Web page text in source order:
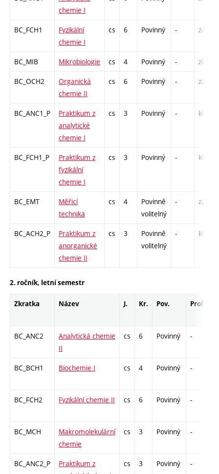
chemie I
BC_FCH1
Fyzikální
chemie I
cs 6 Povinný - zá,zk
BC_MIB Mikrobiologie cs 4 Povinný - zk
BC_OCH2
Organická
chemie II
cs 6 Povinný - zá,zk
BC_ANC1_P
Praktikum z
analytické
chemie I
cs 3 Povinný - kl
BC_FCH1_P
Praktikum z
fyzikální
chemie I
cs 3 Povinný - kl
BC_EMT
Měřicí
technika
cs 4
Povinně
volitelný
- zá,zk
BC_ACH2_P
Praktikum z
anorganické
chemie II
cs 3
Povinně
volitelný
- kl
2. ročník, letní semestr
Zkratka Název J. Kr. Pov. Prof.
BC_ANC2
Analytická chemie
II
cs 6 Povinný -
BC_BCH1 Biochemie I cs 4 Povinný -
BC_FCH2 Fyzikální chemie II cs 6 Povinný -
BC_MCH
Makromolekulární
chemie
cs 3 Povinný -
BC_ANC2_P
Praktikum z
cs 3 Povinný -